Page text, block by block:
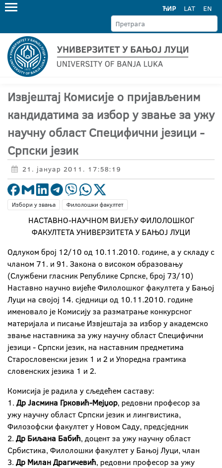
ЋИР LAT EN
Извјештај Комисије о пријављеним
кандидатима за избор у звање за ужу
научну област Специфични језици -
Српски језик
21. јануар 2011. 17:58:19
Избори у звања Филолошки факултет
НАСТАВНО-НАУЧНОМ ВИЈЕЋУ ФИЛОЛОШКОГ
ФАКУЛТЕТА УНИВЕРЗИТЕТА У БАЊОЈ ЛУЦИ
Одлуком број 12/10 од 10.11.2010. године, а у складу с
чланом 71. и 91. Закона о високом образовању
(Службени гласник Републике Српске, број 73/10)
Наставно научно вијеће Филолошког факултета у Бањој
Луци на својој 14. сједници од 10.11.2010. године
именовало је Комисију за разматрање конкурсног
материјала и писање Извјештаја за избор у академско
звање наставника за ужу научну област Специфични
језици - Српски језик, на наставним предметима
Старословенски језик 1 и 2 и Упоредна грамтика
словенских језика 1 и 2.
Комисија је радила у сљедећем саставу:
1. Др Јасмина Грковић-Мејџор, редовни професор за
ужу научну област Српски језик и лингвистика,
Филозофски факултет у Новом Саду, предсједник
2. Др Биљана Бабић, доцент за ужу научну област
Србистика, Филолошки факултет у Бањој Луци, члан
3. Др Милан Драгичевић, редовни професор за ужу